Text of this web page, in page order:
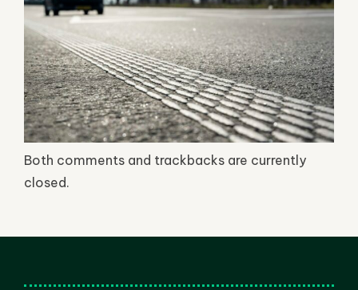
Both comments and trackbacks are currently
closed.